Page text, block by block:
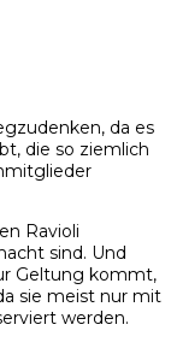
da es
die so ziemlich
Ravioli
sind. Und
Geltung kommt,
sie meist nur mit
werden.